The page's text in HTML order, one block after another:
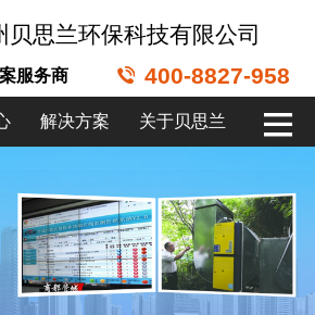
贝思兰环保科技有限公司
服务商 400-8827-958
解决方案 关于贝思兰